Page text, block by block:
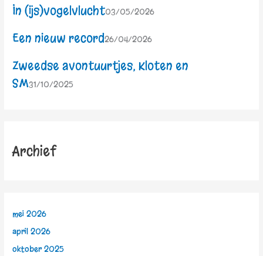
In (ijs)vogelvlucht03/05/2026
Een nieuw record26/04/2026
Zweedse avontuurtjes, Kloten en
SM31/10/2025
Archief
mei 2026
april 2026
oktober 2025